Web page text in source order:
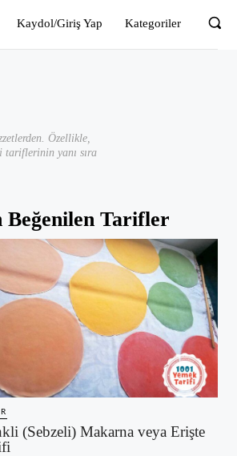
Kaydol/Giriş Yap Kategoriler
Özellikle,
tariflerinin yanı sıra
Beğenilen Tarifler
(Sebzeli) Makarna veya Erişte